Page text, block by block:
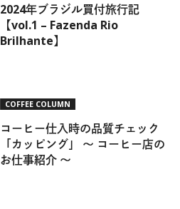
2024年ブラジル買付旅行記
【vol.1 – Fazenda Rio
Brilhante】
COFFEE COLUMN
コーヒー仕入時の品質チェック
「カッピング」 ～ コーヒー店の
お仕事紹介 ～